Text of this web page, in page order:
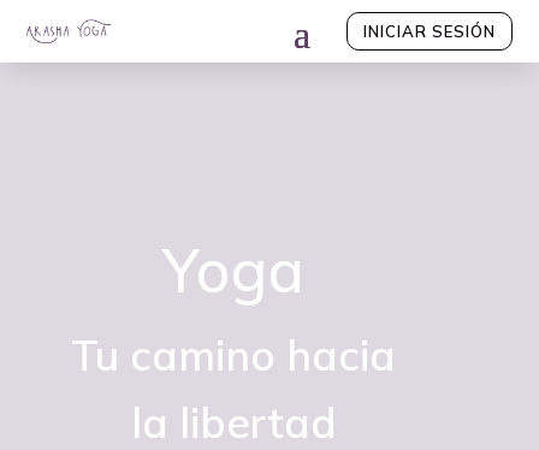
INICIAR SESIÓN
Yoga
Tu camino hacia
la libertad